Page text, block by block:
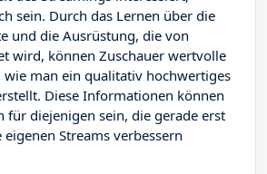
sein. Durch das Lernen über die
und die Ausrüstung, die von
wird, können Zuschauer wertvolle
wie man ein qualitativ hochwertiges
Diese Informationen können
für diejenigen sein, die gerade erst
Streams verbessern